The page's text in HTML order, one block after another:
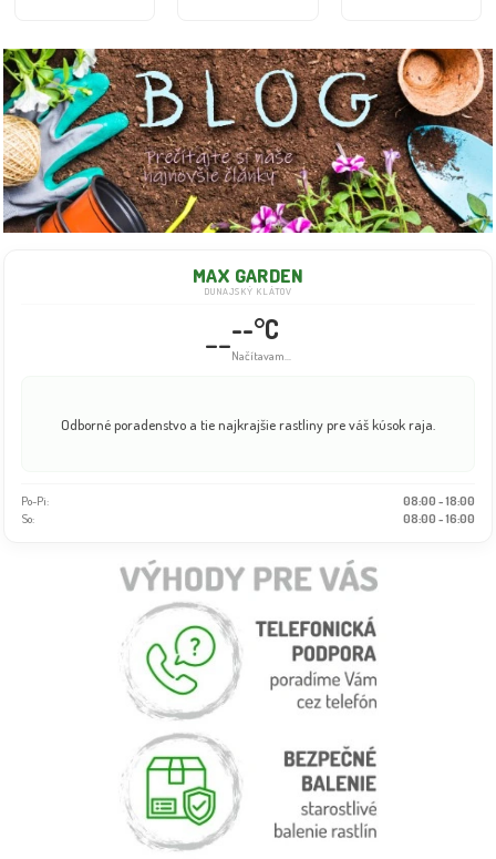
MAX GARDEN
DUNAJSKÝ KLÁTOV
----°C
Načítavam...
Odborné poradenstvo a tie najkrajšie rastliny pre váš kúsok raja.
Po-Pi:
08:00 - 18:00
So:
08:00 - 16:00